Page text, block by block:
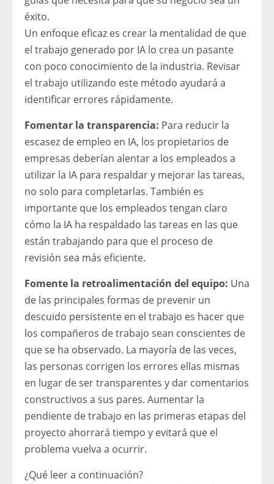
éxito.
Un enfoque eficaz es crear la mentalidad de que
el trabajo generado por IA lo crea un pasante
con poco conocimiento de la industria. Revisar
el trabajo utilizando este método ayudará a
identificar errores rápidamente.
Fomentar la transparencia: Para reducir la
escasez de empleo en IA, los propietarios de
empresas deberían alentar a los empleados a
utilizar la IA para respaldar y mejorar las tareas,
no solo para completarlas. También es
importante que los empleados tengan claro
cómo la IA ha respaldado las tareas en las que
están trabajando para que el proceso de
revisión sea más eficiente.
Fomente la retroalimentación del equipo: Una
de las principales formas de prevenir un
descuido persistente en el trabajo es hacer que
los compañeros de trabajo sean conscientes de
que se ha observado. La mayoría de las veces,
las personas corrigen los errores ellas mismas
en lugar de ser transparentes y dar comentarios
constructivos a sus pares. Aumentar la
pendiente de trabajo en las primeras etapas del
proyecto ahorrará tiempo y evitará que el
problema vuelva a ocurrir.
¿Qué leer a continuación?